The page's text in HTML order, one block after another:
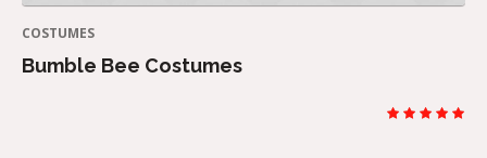
COSTUMES
Bumble Bee Costumes